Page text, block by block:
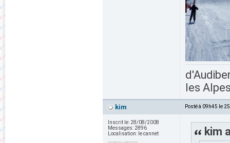
les
kim Posté à 09h45 le
Inscrit le: 28/08/2008
Messages: 2896
Localisation: le cannet
kim